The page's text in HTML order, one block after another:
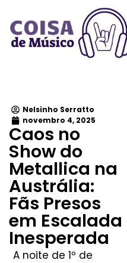
Nelsinho Serratto
novembro 4, 2025
Caos no
Show do
Metallica na
Austrália:
Fãs Presos
em Escalada
Inesperada
A noite de 1º de